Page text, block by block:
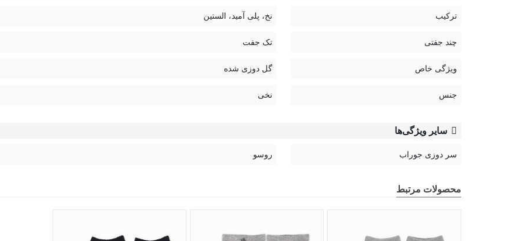
ترکیب نخ، پلی آمید، الستین
چند جفتی تک جفت
ویژگی خاص گل دوزی شده
جنس نخی
سایر ویژگی‌ها
سر دوزی جوراب روسو
محصولات مرتبط